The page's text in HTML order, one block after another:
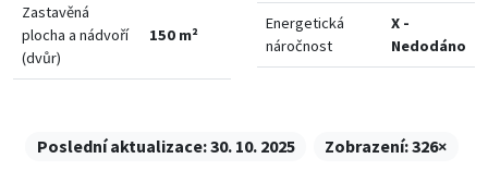
Zastavěná
plocha a nádvoří
(dvůr)
150 m²
Energetická
náročnost
X -
Nedodáno
Poslední aktualizace:30. 10. 2025 Zobrazení:326×